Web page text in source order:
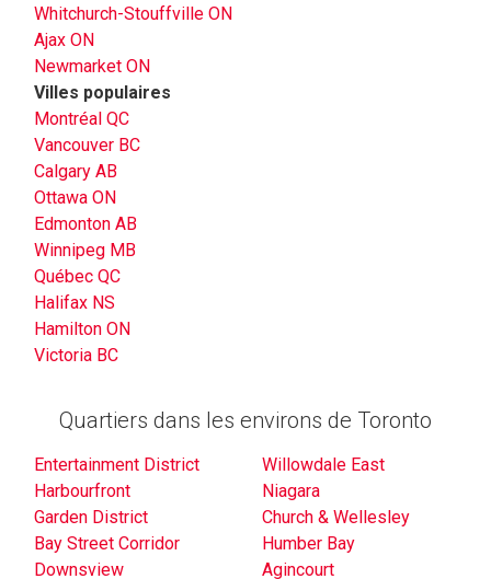
Whitchurch-Stouffville ON
Ajax ON
Newmarket ON
Villes populaires
Montréal QC
Vancouver BC
Calgary AB
Ottawa ON
Edmonton AB
Winnipeg MB
Québec QC
Halifax NS
Hamilton ON
Victoria BC
Quartiers dans les environs de Toronto
Entertainment District
Willowdale East
Harbourfront
Niagara
Garden District
Church & Wellesley
Bay Street Corridor
Humber Bay
Downsview
Agincourt